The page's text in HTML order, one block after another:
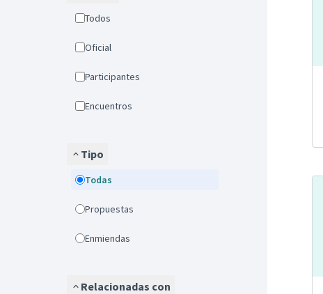
Todos
Oficial
Participantes
Encuentros
Tipo
Todas
Propuestas
Enmiendas
Relacionadas con